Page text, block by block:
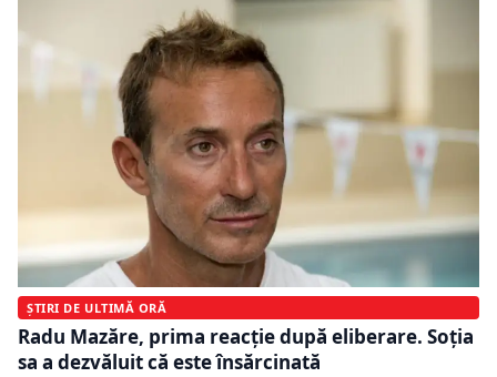
ȘTIRI DE ULTIMĂ ORĂ
Radu Mazăre, prima reacție după eliberare. Soția
sa a dezvăluit că este însărcinată